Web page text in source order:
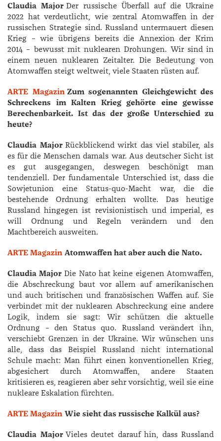
Claudia MajorDer russische Überfall auf die Ukraine
2022 hat verdeutlicht, wie zentral Atomwaffen in der
russischen Strategie sind. Russland untermauert diesen
Krieg – wie übrigens bereits die Annexion der Krim
2014 – bewusst mit nuklearen Drohungen. Wir sind in
einem neuen nuklearen Zeitalter. Die Bedeutung von
Atomwaffen steigt weltweit, viele Staaten rüsten auf.
ARTE Magazin Zum sogenannten Gleichgewicht des
Schreckens im Kalten Krieg gehörte eine gewisse
Berechenbarkeit. Ist das der große Unterschied zu
heute?
Claudia Major Rückblickend wirkt das viel stabiler, als
es für die Menschen damals war. Aus deutscher Sicht ist
es gut ausgegangen, deswegen beschönigt man
tendenziell. Der fundamentale Unterschied ist, dass die
Sowjetunion eine Status-quo-Macht war, die die
bestehende Ordnung erhalten wollte. Das heutige
Russland hingegen ist revisionistisch und imperial, es
will Ordnung und Regeln verändern und den
Machtbereich ausweiten.
ARTE Magazin Atomwaffen hat aber auch die Nato.
Claudia MajorDie Nato hat keine eigenen Atomwaffen,
die Abschreckung baut vor allem auf amerikanischen
und auch britischen und französischen Waffen auf. Sie
verbindet mit der nuklearen Abschreckung eine andere
Logik, indem sie sagt: Wir schützen die aktuelle
Ordnung – den Status quo. Russland verändert ihn,
verschiebt Grenzen in der Ukraine. Wir wünschen uns
alle, dass das Beispiel Russland nicht international
Schule macht: Man führt einen konventionellen Krieg,
abgesichert durch Atomwaffen, andere Staaten
kritisieren es, reagieren aber sehr vorsichtig, weil sie eine
nukleare Eskalation fürchten.
ARTE Magazin Wie sieht das russische Kalkül aus?
Claudia MajorVieles deutet darauf hin, dass Russland